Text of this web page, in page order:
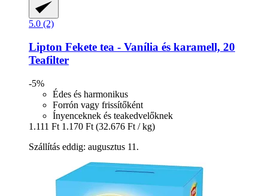
5.0 (2)
Lipton Fekete tea -​ Vanília és karamell, 20
Teafilter
-5%
Édes és harmonikus
Forrón vagy frissítőként
Ínyenceknek és teakedvelőknek
1.111 Ft 1.170 Ft (32.676 Ft / kg)
Szállítás eddig: augusztus 11.